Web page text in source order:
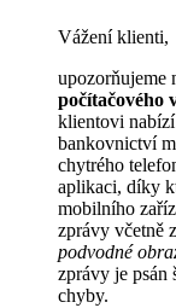
Vážení klienti,
upozorňujeme
počítačového
klientovi
bankovnictví
chytrého
aplikaci, díky
mobilního
zprávy včetně
podvodné
zprávy je psán
chyby.